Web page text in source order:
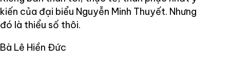
kiến của đại biểu Nguyễn Minh Thuyết. Nhưng
đó là thiểu số thôi.
Bà Lê Hiền Đức